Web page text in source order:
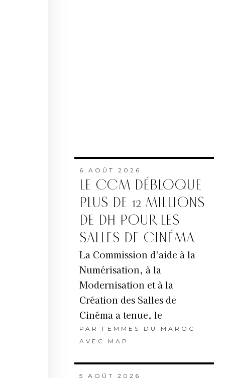
6 AOÛT 2026
LE CCM DÉBLOQUE
PLUS DE 12 MILLIONS
DE DH POUR LES
SALLES DE CINÉMA
La Commission d'aide à la
Numérisation, à la
Modernisation et à la
Création des Salles de
Cinéma a tenue, le
PAR FEMMES DU MAROC
AVEC MAP
5 AOÛT 2026